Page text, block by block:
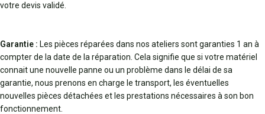
votre devis validé.
Garantie : Les pièces réparées dans nos ateliers sont garanties 1 an à
compter de la date de la réparation. Cela signifie que si votre matériel
connait une nouvelle panne ou un problème dans le délai de sa
garantie, nous prenons en charge le transport, les éventuelles
nouvelles pièces détachées et les prestations nécessaires à son bon
fonctionnement.